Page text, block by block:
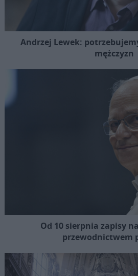
Andrzej Lewek:
mężczyzn
Od 10 sierpnia zapisy
przewodnictwem